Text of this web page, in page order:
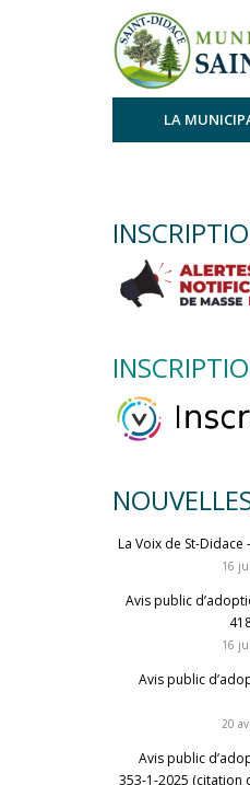
LA
La Voix de St-Didace
16
Avis public
16
Avis public
20
Avis public
353-1-2025 (citation